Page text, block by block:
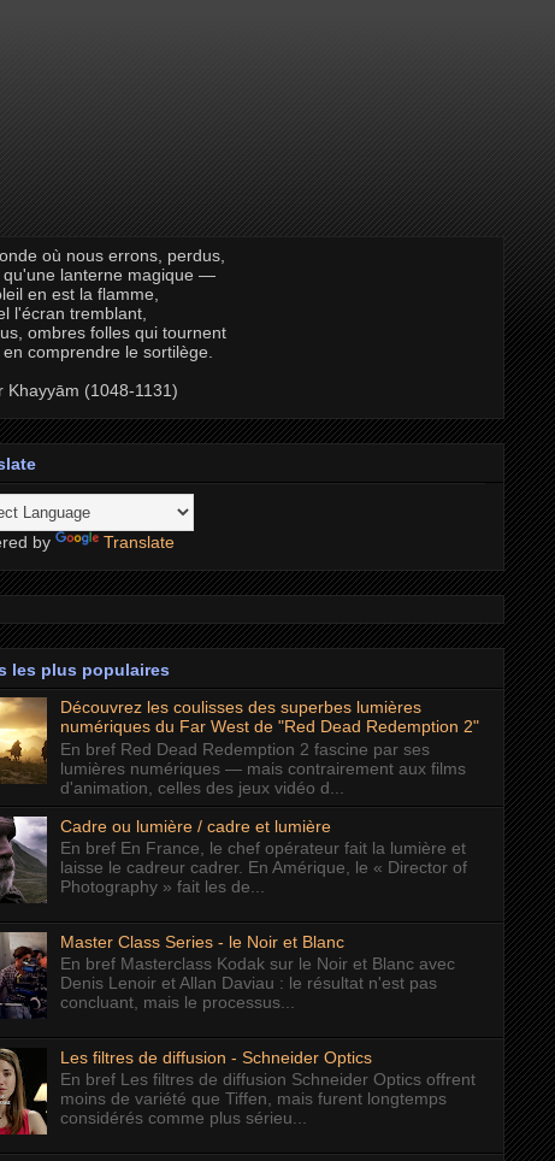
où nous errons, perdus,
qu'une lanterne magique —
en est la flamme,
l'écran tremblant,
ombres folles qui tournent
en comprendre le sortilège.
Khayyām (1048-1131)
by Translate
les plus populaires
Découvrez les coulisses des superbes lumières
numériques du Far West de "Red Dead Redemption 2"
En bref Red Dead Redemption 2 fascine par ses
lumières numériques — mais contrairement aux films
d'animation, celles des jeux vidéo d...
Cadre ou lumière / cadre et lumière
En bref En France, le chef opérateur fait la lumière et
laisse le cadreur cadrer. En Amérique, le « Director of
Photography » fait les de...
Master Class Series - le Noir et Blanc
En bref Masterclass Kodak sur le Noir et Blanc avec
Denis Lenoir et Allan Daviau : le résultat n'est pas
concluant, mais le processus...
Les filtres de diffusion - Schneider Optics
En bref Les filtres de diffusion Schneider Optics offrent
moins de variété que Tiffen, mais furent longtemps
considérés comme plus sérieu...